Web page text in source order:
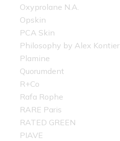
Oxyprolane N.A.
Opskin
PCA Skin
Philosophy by Alex Kontier
Plamine
Quorumdent
R+Co
Rafa Rophe
RARE Paris
RATED GREEN
PIAVE